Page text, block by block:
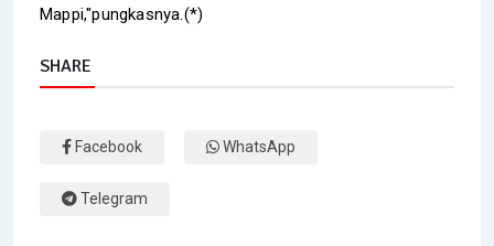
Mappi,"pungkasnya.(*)
SHARE
Facebook WhatsApp
Telegram